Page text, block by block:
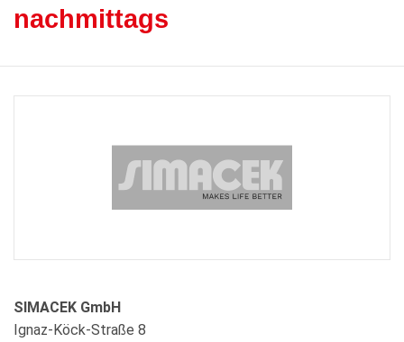
nachmittags
SIMACEK GmbH
Ignaz-Köck-Straße 8